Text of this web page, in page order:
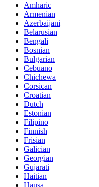
Amharic
Armenian
Azerbaijani
Belarusian
Bengali
Bosnian
Bulgarian
Cebuano
Chichewa
Corsican
Croatian
Dutch
Estonian
Filipino
Finnish
Frisian
Galician
Georgian
Gujarati
Haitian
Hausa